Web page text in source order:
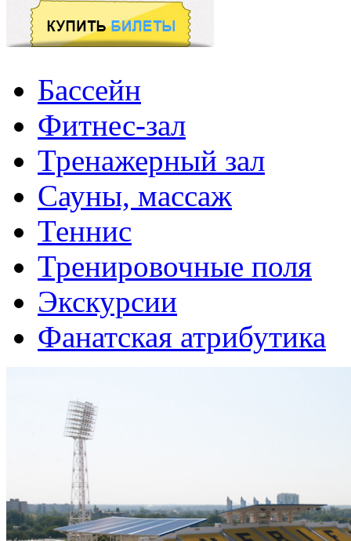
Бассейн
Фитнес-зал
Тренажерный зал
Сауны, массаж
Теннис
Тренировочные поля
Экскурсии
Фанатская атрибутика